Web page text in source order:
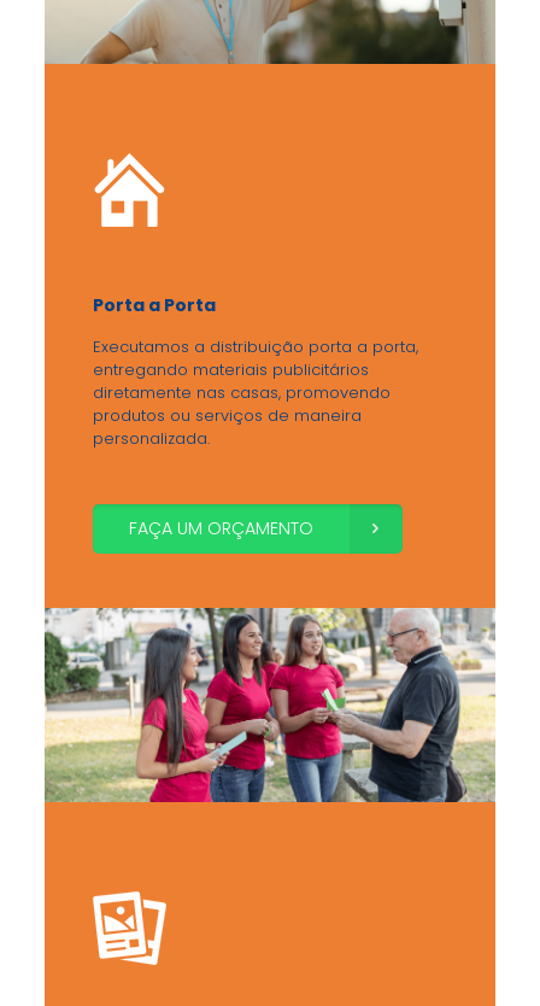
Porta a Porta
Executamos a distribuição porta a porta,
entregando materiais publicitários
diretamente nas casas, promovendo
produtos ou serviços de maneira
personalizada.
FAÇA UM ORÇAMENTO